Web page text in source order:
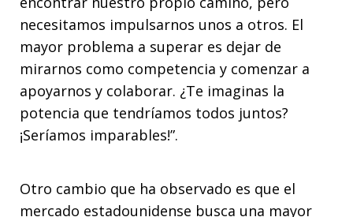
necesitamos impulsarnos unos a otros. El
mayor problema a superar es dejar de
mirarnos como competencia y comenzar a
apoyarnos y colaborar. ¿Te imaginas la
potencia que tendríamos todos juntos?
¡Seríamos imparables!”.
Otro cambio que ha observado es que el
mercado estadounidense busca una mayor